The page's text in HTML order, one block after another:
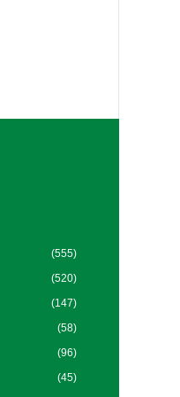
(555)
(520)
(147)
(58)
(96)
(45)